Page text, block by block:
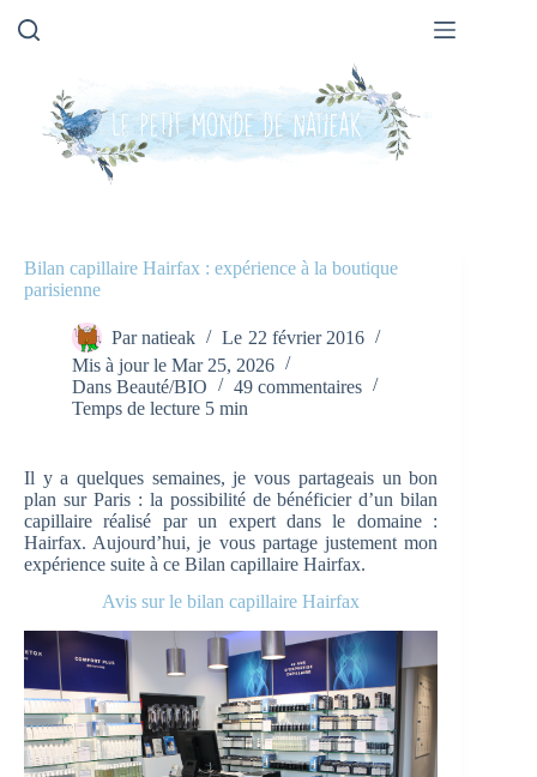
Bilan capillaire Hairfax : expérience à la boutique
parisienne
Par natieak Le 22 février 2016
Mis à jour le Mar 25, 2026
Dans Beauté/BIO
49 commentaires
Temps de lecture 5 min
Il y a quelques semaines, je vous partageais un bon
plan sur Paris : la possibilité de bénéficier d’un bilan
capillaire réalisé par un expert dans le domaine :
Hairfax. Aujourd’hui, je vous partage justement mon
expérience suite à ce Bilan capillaire Hairfax.
Avis sur le bilan capillaire Hairfax